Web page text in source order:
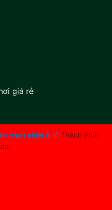
giá rẻ
cách nhiệt ô tô Thành Phát